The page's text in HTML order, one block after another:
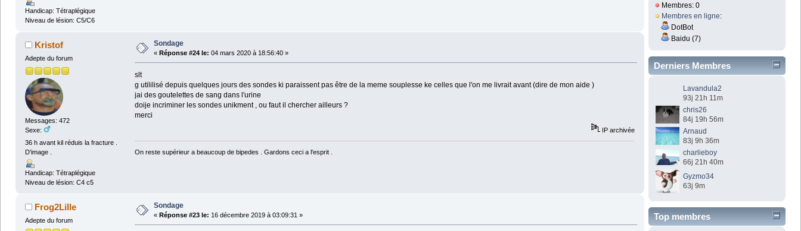
Handicap: Tétraplégique
Niveau de lésion: C5/C6
Kristof
Adepte du forum
Messages: 472
Sexe:
36 h avant kil réduis la fracture .
D'image .
Handicap: Tétraplégique
Niveau de lésion: C4 c5
Sondage
« Réponse #24 le: 04 mars 2020 à 18:56:40 »
slt
g utililisé depuis quelques jours des sondes ki paraissent pas être de la meme souplesse ke celles que l'on me livrait avant (dire de mon aide )
jai des goutelettes de sang dans l'urine
doije incriminer les sondes unikment , ou faut il chercher ailleurs ?
merci
IP archivée
On reste supérieur a beaucoup de bipedes . Gardons ceci a l'esprit .
Frog2Lille
Adepte du forum
Sondage
« Réponse #23 le: 16 décembre 2019 à 03:09:31 »
Membres: 0
Membres en ligne:
DotBot
Baidu (7)
Derniers Membres
Lavandula2
93j 21h 11m
chris26
84j 19h 56m
Arnaud
83j 9h 36m
charlieboy
66j 21h 40m
Gyzmo34
63j 9m
Top membres